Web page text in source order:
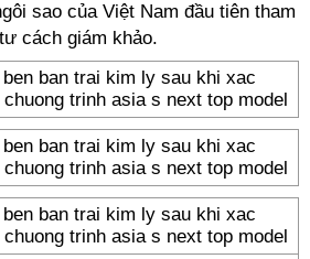
sao của Việt Nam đầu tiên tham
cách giám khảo.